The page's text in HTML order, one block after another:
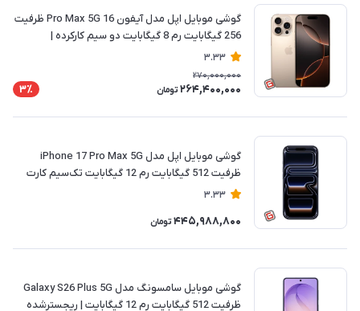
گوشی موبایل اپل مدل آیفون 16 Pro Max 5G ظرفیت
256 گیگابایت رم 8 گیگابایت دو سیم کارکرده |
ریجسترشده
3.33
270,000,000
264,400,000 تومان 3٪
گوشی موبایل اپل مدل iPhone 17 Pro Max 5G
ظرفیت 512 گیگابایت رم 12 گیگابایت تک‌سیم کارت
فیزیکی نات اکتیو | ریجسترشده
3.33
445,988,800 تومان
گوشی موبایل سامسونگ مدل Galaxy S26 Plus 5G
ظرفیت 512 گیگابایت رم 12 گیگابایت | ریجسترشده